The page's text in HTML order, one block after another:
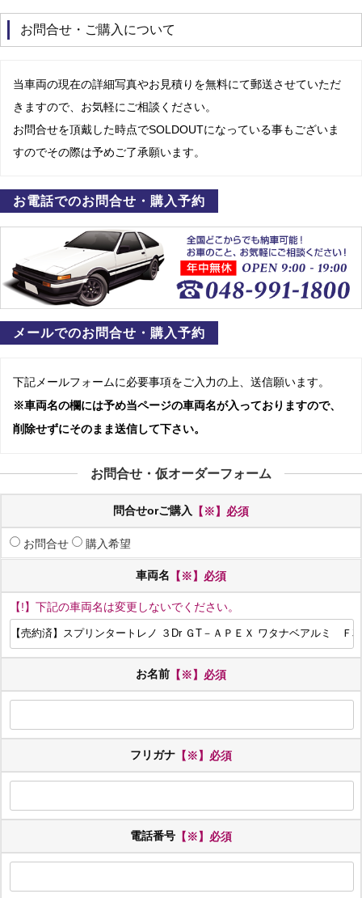
お問合せ・ご購入について
当車両の現在の詳細写真やお見積りを無料にて郵送させていただ
きますので、お気軽にご相談ください。
お問合せを頂戴した時点でSOLDOUTになっている事もございま
すのでその際は予めご了承願います。
お電話でのお問合せ・購入予約
メールでのお問合せ・購入予約
下記メールフォームに必要事項をご入力の上、送信願います。
※車両名の欄には予め当ページの車両名が入っておりますので、
削除せずにそのまま送信して下さい。
お問合せ・仮オーダーフォーム
問合せorご購入 【※】必須
お問合せ 購入希望
車両名 【※】必須
【!】下記の車両名は変更しないでください。
お名前 【※】必須
フリガナ 【※】必須
電話番号 【※】必須